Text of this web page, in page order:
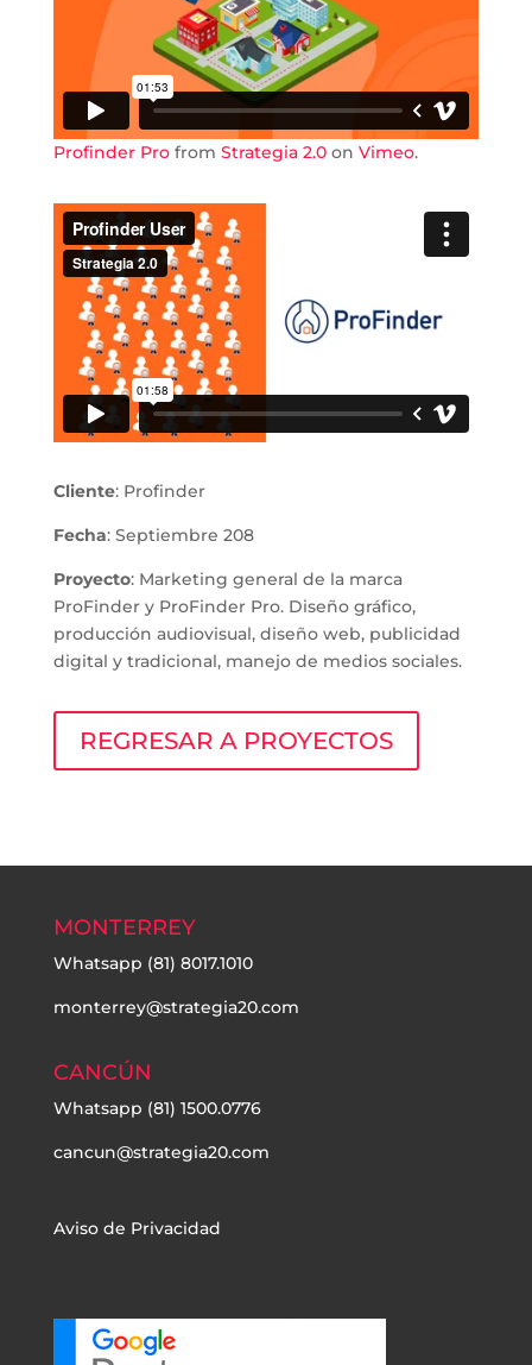
Profinder Profrom Strategia 2.0on Vimeo.
Cliente: Profinder
Fecha: Septiembre 208
Proyecto: Marketing general de la marca
ProFinder y ProFinder Pro. Diseño gráfico,
producción audiovisual, diseño web, publicidad
digital y tradicional, manejo de medios sociales.
REGRESAR A PROYECTOS
MONTERREY
Whatsapp (81) 8017.1010
monterrey@strategia20.com
CANCÚN
Whatsapp (81) 1500.0776
cancun@strategia20.com
Aviso de Privacidad